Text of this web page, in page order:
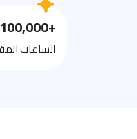
+100,000
الساعات